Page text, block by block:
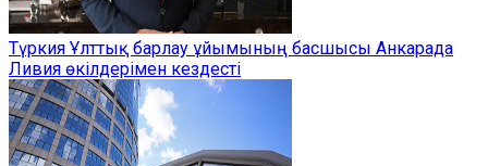
Түркия Ұлттық барлау ұйымының басшысы Анкарада
Ливия өкілдерімен кездесті